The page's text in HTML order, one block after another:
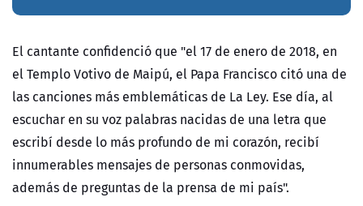
El cantante confidenció que "el 17 de enero de 2018, en
el Templo Votivo de Maipú, el Papa Francisco citó una de
las canciones más emblemáticas de La Ley. Ese día, al
escuchar en su voz palabras nacidas de una letra que
escribí desde lo más profundo de mi corazón, recibí
innumerables mensajes de personas conmovidas,
además de preguntas de la prensa de mi país".